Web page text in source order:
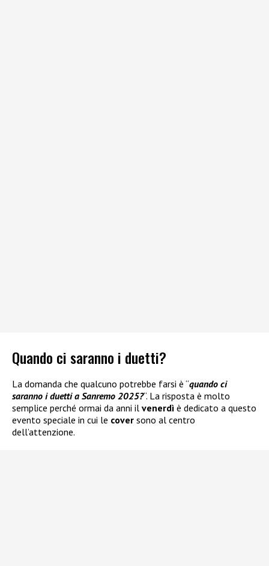
Quando ci saranno i duetti?
La domanda che qualcuno potrebbe farsi è “quando ci
saranno i duetti a Sanremo 2025?“. La risposta è molto
semplice perché ormai da anni il venerdì è dedicato a questo
evento speciale in cui le cover sono al centro
dell’attenzione.